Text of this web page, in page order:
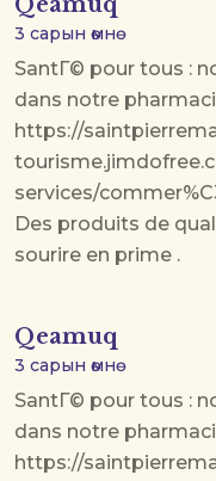
3 сарын өмнө
SantГ© pour tous :
dans notre
https://
services/
Des produits de
sourire en prime .
Qeamuq
3 сарын өмнө
SantГ© pour tous :
dans notre
https://